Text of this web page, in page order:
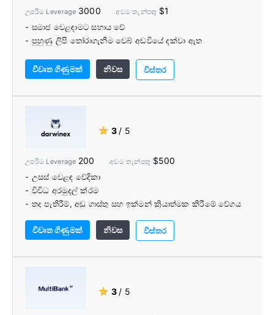
උපරිම Leverage 3000 අවම තැන්පතු $1
- සමාජ වෙළඳාමට සහාය වේ
- පුහුණු ලිපි තෝරාගැනීම වෙබ් අඩවියේ දක්වා ඇත
විවෘත ගිණුමක් නිවස විස්තර
★ 3 / 5
උපරිම Leverage 200 අවම තැන්පතු $500
- උසස් වෙළඳ වේදිකා
- විවිධ අරමුදල් ක්රම
- තද පැතිරීම්, අඩු ගාස්තු සහ ඉක්මන් ක්‍රියාත්මක කිරීමේ වේගය
- FSCS රක්ෂණය
- සමාජ වෙළඳාම
- සෘජු වෙළඳපල ප්රවේශය (DMA)
විවෘත ගිණුමක් නිවස විස්තර
★ 3 / 5